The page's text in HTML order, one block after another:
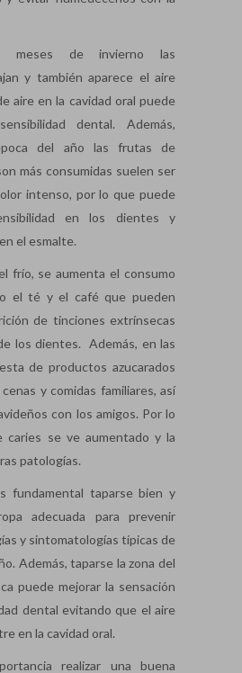
meses de invierno las
y también aparece el aire
aire en la cavidad oral puede
dental. Además,
del año las frutas de
más consumidas suelen ser
intenso, por lo que puede
en los dientes y
el esmalte.
frío, se aumenta el consumo
el té y el café que pueden
de tinciones extrínsecas
los dientes. Además, en las
de productos azucarados
y comidas familiares, así
con los amigos. Por lo
caries se ve aumentado y la
patologías.
fundamental taparse bien y
adecuada para prevenir
y sintomatologías típicas de
Además, taparse la zona del
puede mejorar la sensación
dental evitando que el aire
en la cavidad oral.
realizar una buena